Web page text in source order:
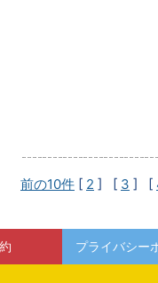
前の10件 [ 2 ] [ 3 ] [
プライバシー